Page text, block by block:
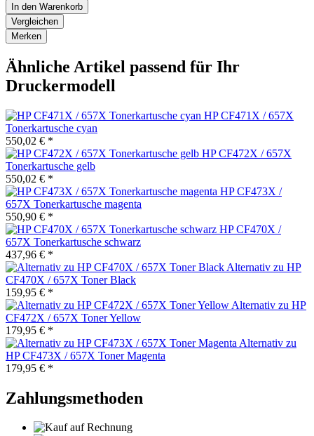
In den Warenkorb
Vergleichen
Merken
Ähnliche Artikel passend für Ihr
Druckermodell
HP CF471X / 657X
Tonerkartusche cyan
550,02 € *
HP CF472X / 657X
Tonerkartusche gelb
550,02 € *
HP CF473X /
657X Tonerkartusche magenta
550,90 € *
HP CF470X /
657X Tonerkartusche schwarz
437,96 € *
Alternativ zu HP
CF470X / 657X Toner Black
159,95 € *
Alternativ zu HP
CF472X / 657X Toner Yellow
179,95 € *
Alternativ zu
HP CF473X / 657X Toner Magenta
179,95 € *
Zahlungsmethoden